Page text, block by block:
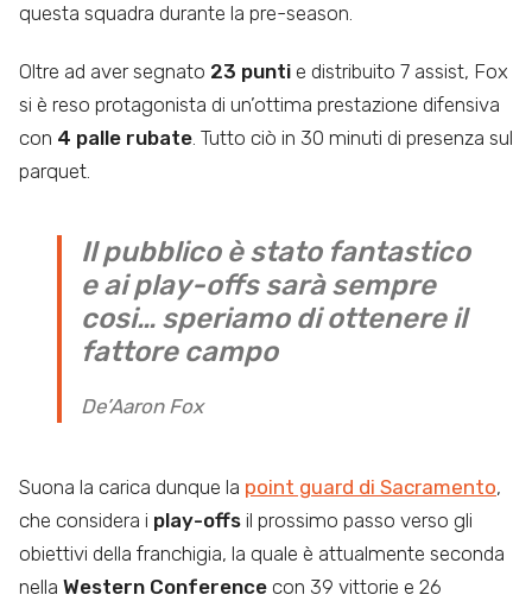
questa squadra durante la pre-season.
Oltre ad aver segnato 23 punti e distribuito 7 assist, Fox
si è reso protagonista di un’ottima prestazione difensiva
con 4 palle rubate. Tutto ciò in 30 minuti di presenza sul
parquet.
Il pubblico è stato fantastico
e ai play-offs sarà sempre
cosi… speriamo di ottenere il
fattore campo
De’Aaron Fox
Suona la carica dunque la point guard di Sacramento,
che considera i play-offs il prossimo passo verso gli
obiettivi della franchigia, la quale è attualmente seconda
nella Western Conference con 39 vittorie e 26